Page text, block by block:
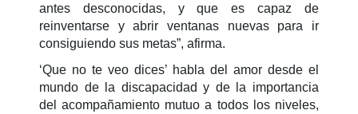
antes desconocidas, y que es capaz de
reinventarse y abrir ventanas nuevas para ir
consiguiendo sus metas”, afirma.
‘Que no te veo dices’ habla del amor desde el
mundo de la discapacidad y de la importancia
del acompañamiento mutuo a todos los niveles,